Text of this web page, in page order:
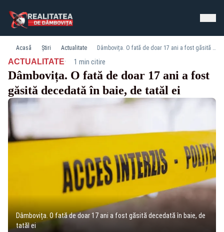
Acasă Știri Actualitate Dâmbovița. O fată de doar 17 ani a fost găsită decedată în baie, de tatăl ei
ACTUALITATE· 1 min citire
Dâmbovița. O fată de doar 17 ani a fost
găsită decedată în baie, de tatăl ei
Dâmbovița. O fată de doar 17 ani a fost găsită decedată în baie, de
tatăl ei